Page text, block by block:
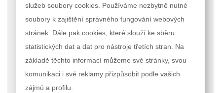
NAŠE ZNAČKY
KONTAKTY
RYCHLÉ ODKAZY
MAPA STRÁNEK
ÚČET
MŮJ ÚČET
služeb soubory cookies. Používáme nezbytně nutné
soubory k zajištění správného fungování webových
stránek. Dále pak cookies, které slouží ke sběru
statistických dat a dat pro nástroje třetích stran. Na
základě těchto informací můžeme své stránky, svou
komunikaci i své reklamy přizpůsobit podle vašich
zájmů a profilu.